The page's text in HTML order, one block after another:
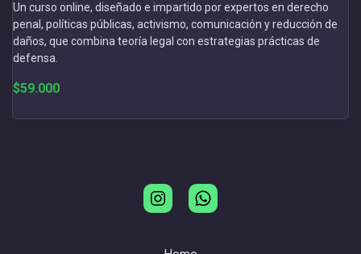
Un curso online, diseñado e impartido por expertos en derecho
penal, políticas públicas, activismo, comunicación y reducción de
daños, que combina teoría legal con estrategias prácticas de
defensa.
$59.000